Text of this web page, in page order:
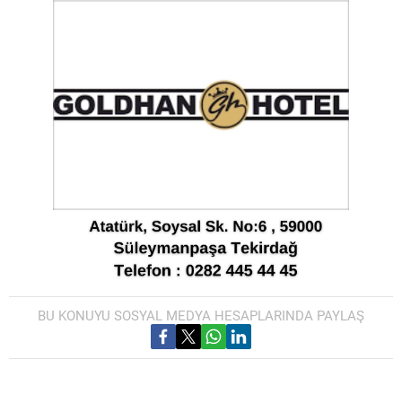
BU KONUYU SOSYAL MEDYA HESAPLARINDA PAYLAŞ